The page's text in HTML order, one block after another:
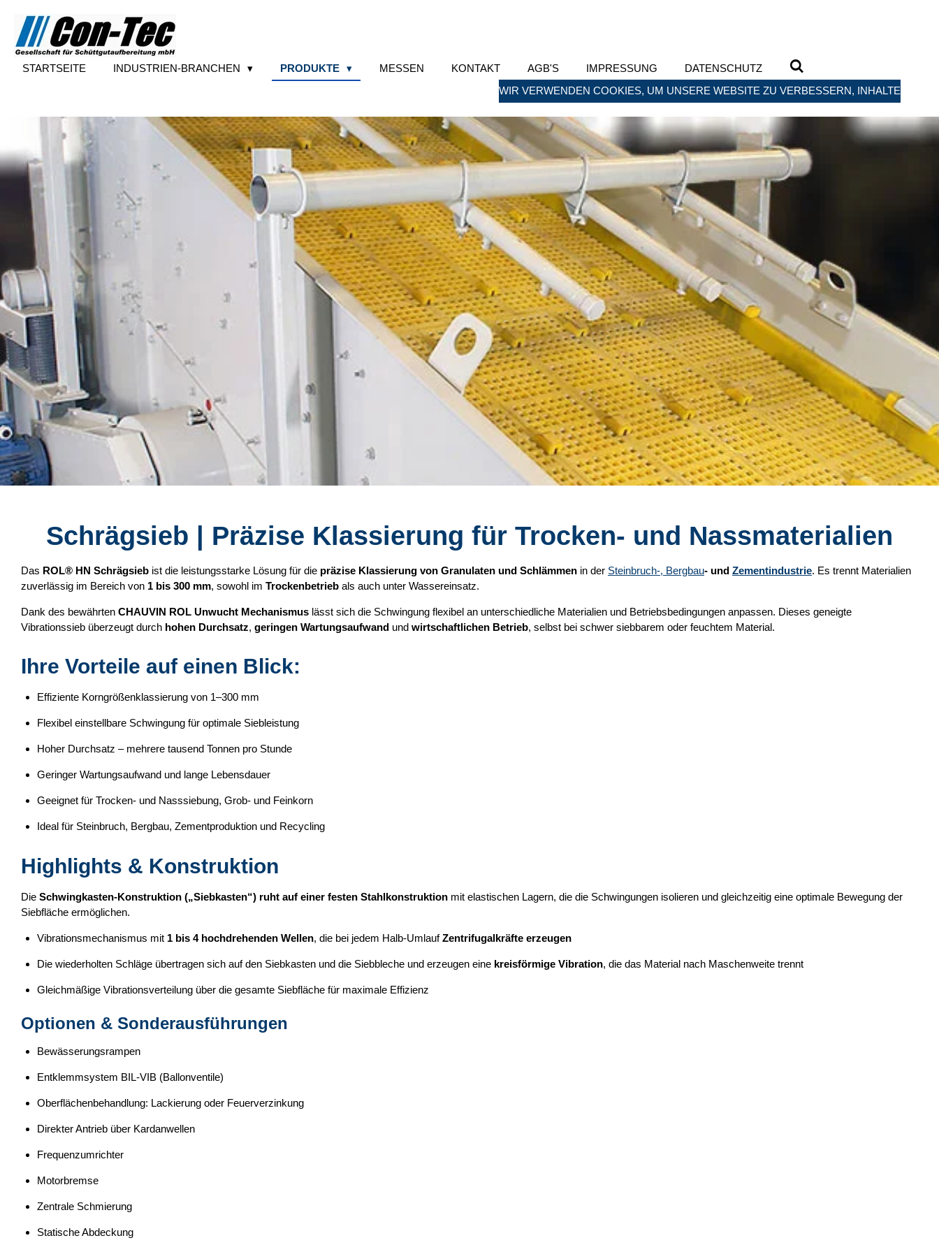
Zum
Hauptinhalt
springen
STARTSEITE
INDUSTRIEN-BRANCHEN PRODUKTE MESSEN KONTAKT AGB'S IMPRESSUNG
DATENSCHUTZ
WIR VERWENDEN COOKIES, UM UNSERE WEBSITE ZU VERBESSERN, INHALTE
Schrägsieb | Präzise Klassierung für Trocken- und Nassmaterialien
Das ROL® HN Schrägsieb ist die leistungsstarke Lösung für die präzise Klassierung von Granulaten und Schlämmen in der Steinbruch-, Bergbau- und Zementindustrie. Es trennt Materialien
zuverlässig im Bereich von 1 bis 300 mm, sowohl im Trockenbetrieb als auch unter Wassereinsatz.
Dank des bewährten CHAUVIN ROL Unwucht Mechanismus lässt sich die Schwingung flexibel an unterschiedliche Materialien und Betriebsbedingungen anpassen. Dieses geneigte
Vibrationssieb überzeugt durch hohen Durchsatz, geringen Wartungsaufwand und wirtschaftlichen Betrieb, selbst bei schwer siebbarem oder feuchtem Material.
Ihre Vorteile auf einen Blick:
Effiziente Korngrößenklassierung von 1–300 mm
Flexibel einstellbare Schwingung für optimale Siebleistung
Hoher Durchsatz – mehrere tausend Tonnen pro Stunde
Geringer Wartungsaufwand und lange Lebensdauer
Geeignet für Trocken- und Nasssiebung, Grob- und Feinkorn
Ideal für Steinbruch, Bergbau, Zementproduktion und Recycling
Highlights & Konstruktion
Die Schwingkasten-Konstruktion („Siebkasten“) ruht auf einer festen Stahlkonstruktion mit elastischen Lagern, die die Schwingungen isolieren und gleichzeitig eine optimale Bewegung der
Siebfläche ermöglichen.
Vibrationsmechanismus mit 1 bis 4 hochdrehenden Wellen, die bei jedem Halb-UmlaufZentrifugalkräfte erzeugen
Die wiederholten Schläge übertragen sich auf den Siebkasten und die Siebbleche und erzeugen eine kreisförmige Vibration, die das Material nach Maschenweite trennt
Gleichmäßige Vibrationsverteilung über die gesamte Siebfläche für maximale Effizienz
Optionen & Sonderausführungen
Bewässerungsrampen
Entklemmsystem BIL-VIB (Ballonventile)
Oberflächenbehandlung: Lackierung oder Feuerverzinkung
Direkter Antrieb über Kardanwellen
Frequenzumrichter
Motorbremse
Zentrale Schmierung
Statische Abdeckung